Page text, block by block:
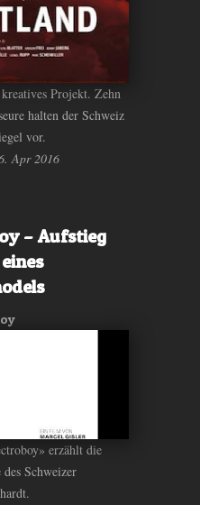
Projekt. Zehn
halten der Schweiz
vor.
Apr 2016
– Aufstieg
erzählt die
des Schweizer